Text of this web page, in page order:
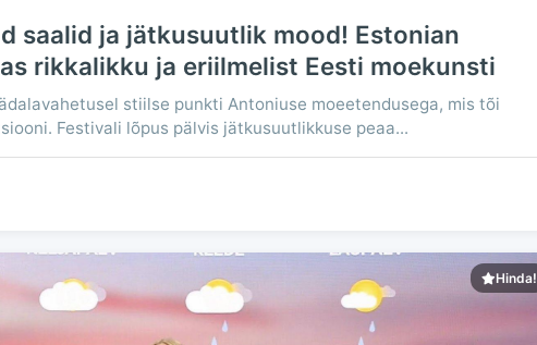
saalid ja jätkusuutlik mood! Estonian
rikkalikku ja eriilmelist Eesti moekunsti
stiilse punkti Antoniuse moeetendusega, mis tõi
Festivali lõpus pälvis jätkusuutlikkuse peaa...
Hinda!